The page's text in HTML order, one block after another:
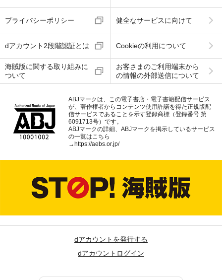
プライバシーポリシー 健全なサービスに向けて
dアカウント2段階認証とは Cookieの利用について
海賊版に関する取り組みに
ついて
お客さまのご利用端末から
の情報の外部送信について
ABJマークは、この電子書店・電子書籍配信サービス
が、著作権者からコンテンツ使用許諾を得た正規版配
信サービスであることを示す登録商標（登録番号 第
6091713号）です。
ABJマークの詳細、ABJマークを掲示しているサービス
の一覧はこちら
→ https://aebs.or.jp/
dアカウントを発行する
dアカウントログイン